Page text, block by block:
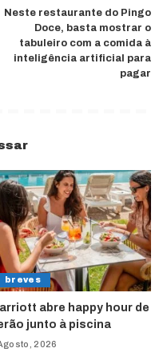
Neste restaurante do Pingo
Doce, basta mostrar o
tabuleiro com a comida à
inteligência artificial para
pagar
breves
abre happy hour de
junto à piscina
2026